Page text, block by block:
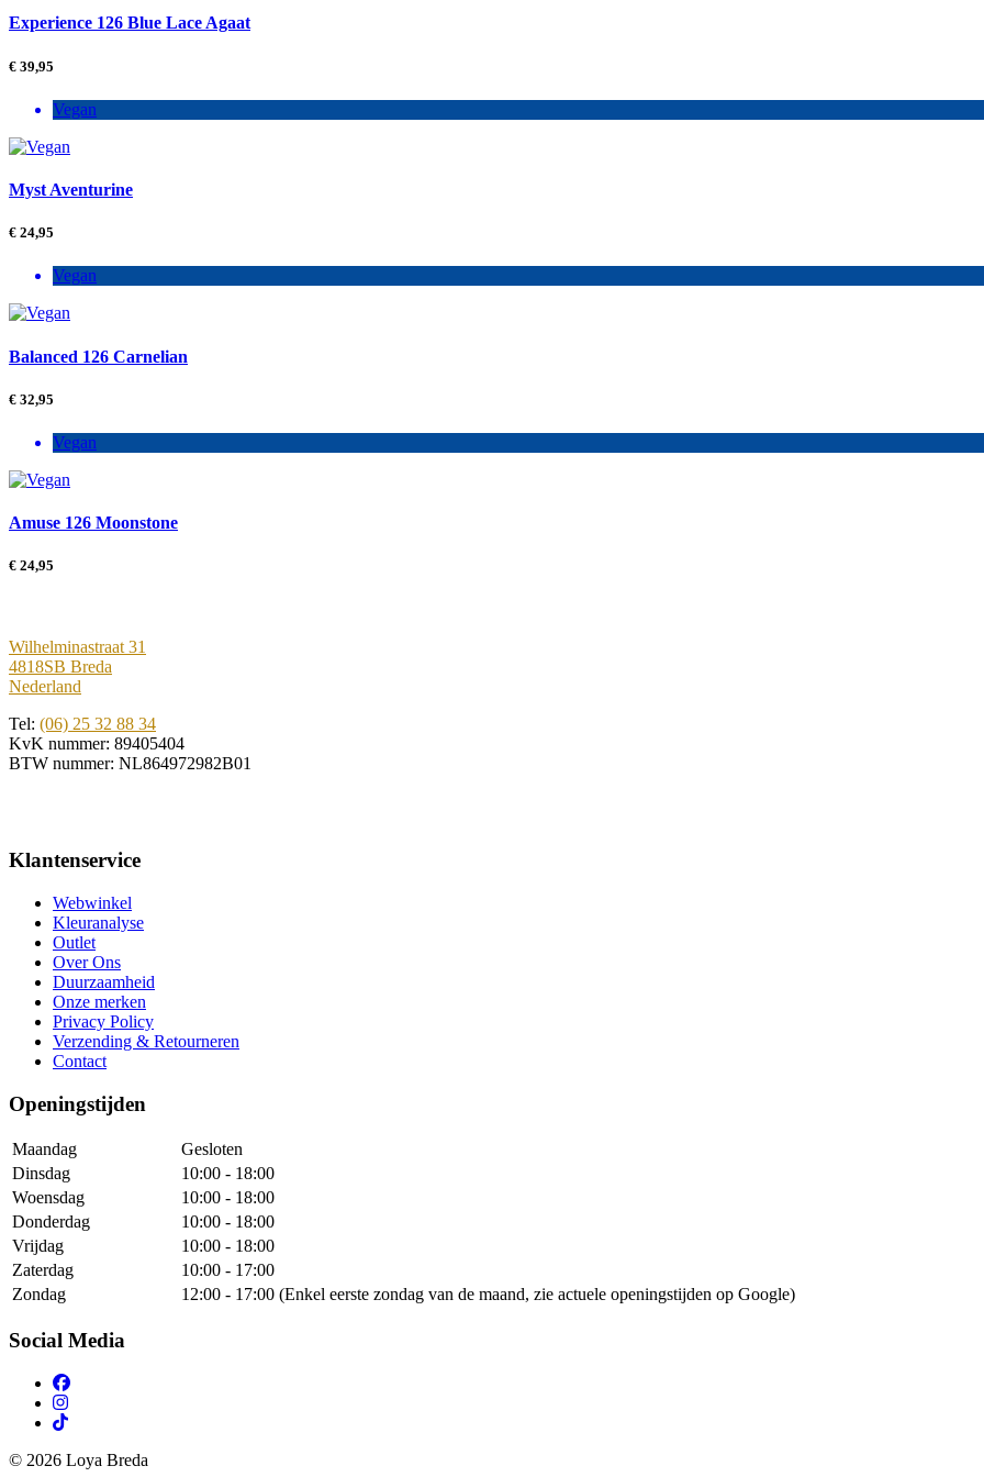
Experience 126 Blue Lace Agaat
€ 39,95
Vegan
Myst Aventurine
€ 24,95
Vegan
Balanced 126 Carnelian
€ 32,95
Vegan
Amuse 126 Moonstone
€ 24,95
Wilhelminastraat 31
4818SB Breda
Nederland
Tel: (06) 25 32 88 34
KvK nummer: 89405404
BTW nummer: NL864972982B01
Klantenservice
Webwinkel
Kleuranalyse
Outlet
Over Ons
Duurzaamheid
Onze merken
Privacy Policy
Verzending & Retourneren
Contact
Openingstijden
Maandag
Gesloten
Dinsdag
10:00 - 18:00
Woensdag
10:00 - 18:00
Donderdag
10:00 - 18:00
Vrijdag
10:00 - 18:00
Zaterdag
10:00 - 17:00
Zondag
12:00 - 17:00 (Enkel eerste zondag van de maand, zie actuele openingstijden op Google)
Social Media
© 2026 Loya Breda